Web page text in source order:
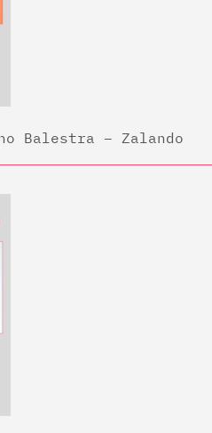
Balestra – Zalando